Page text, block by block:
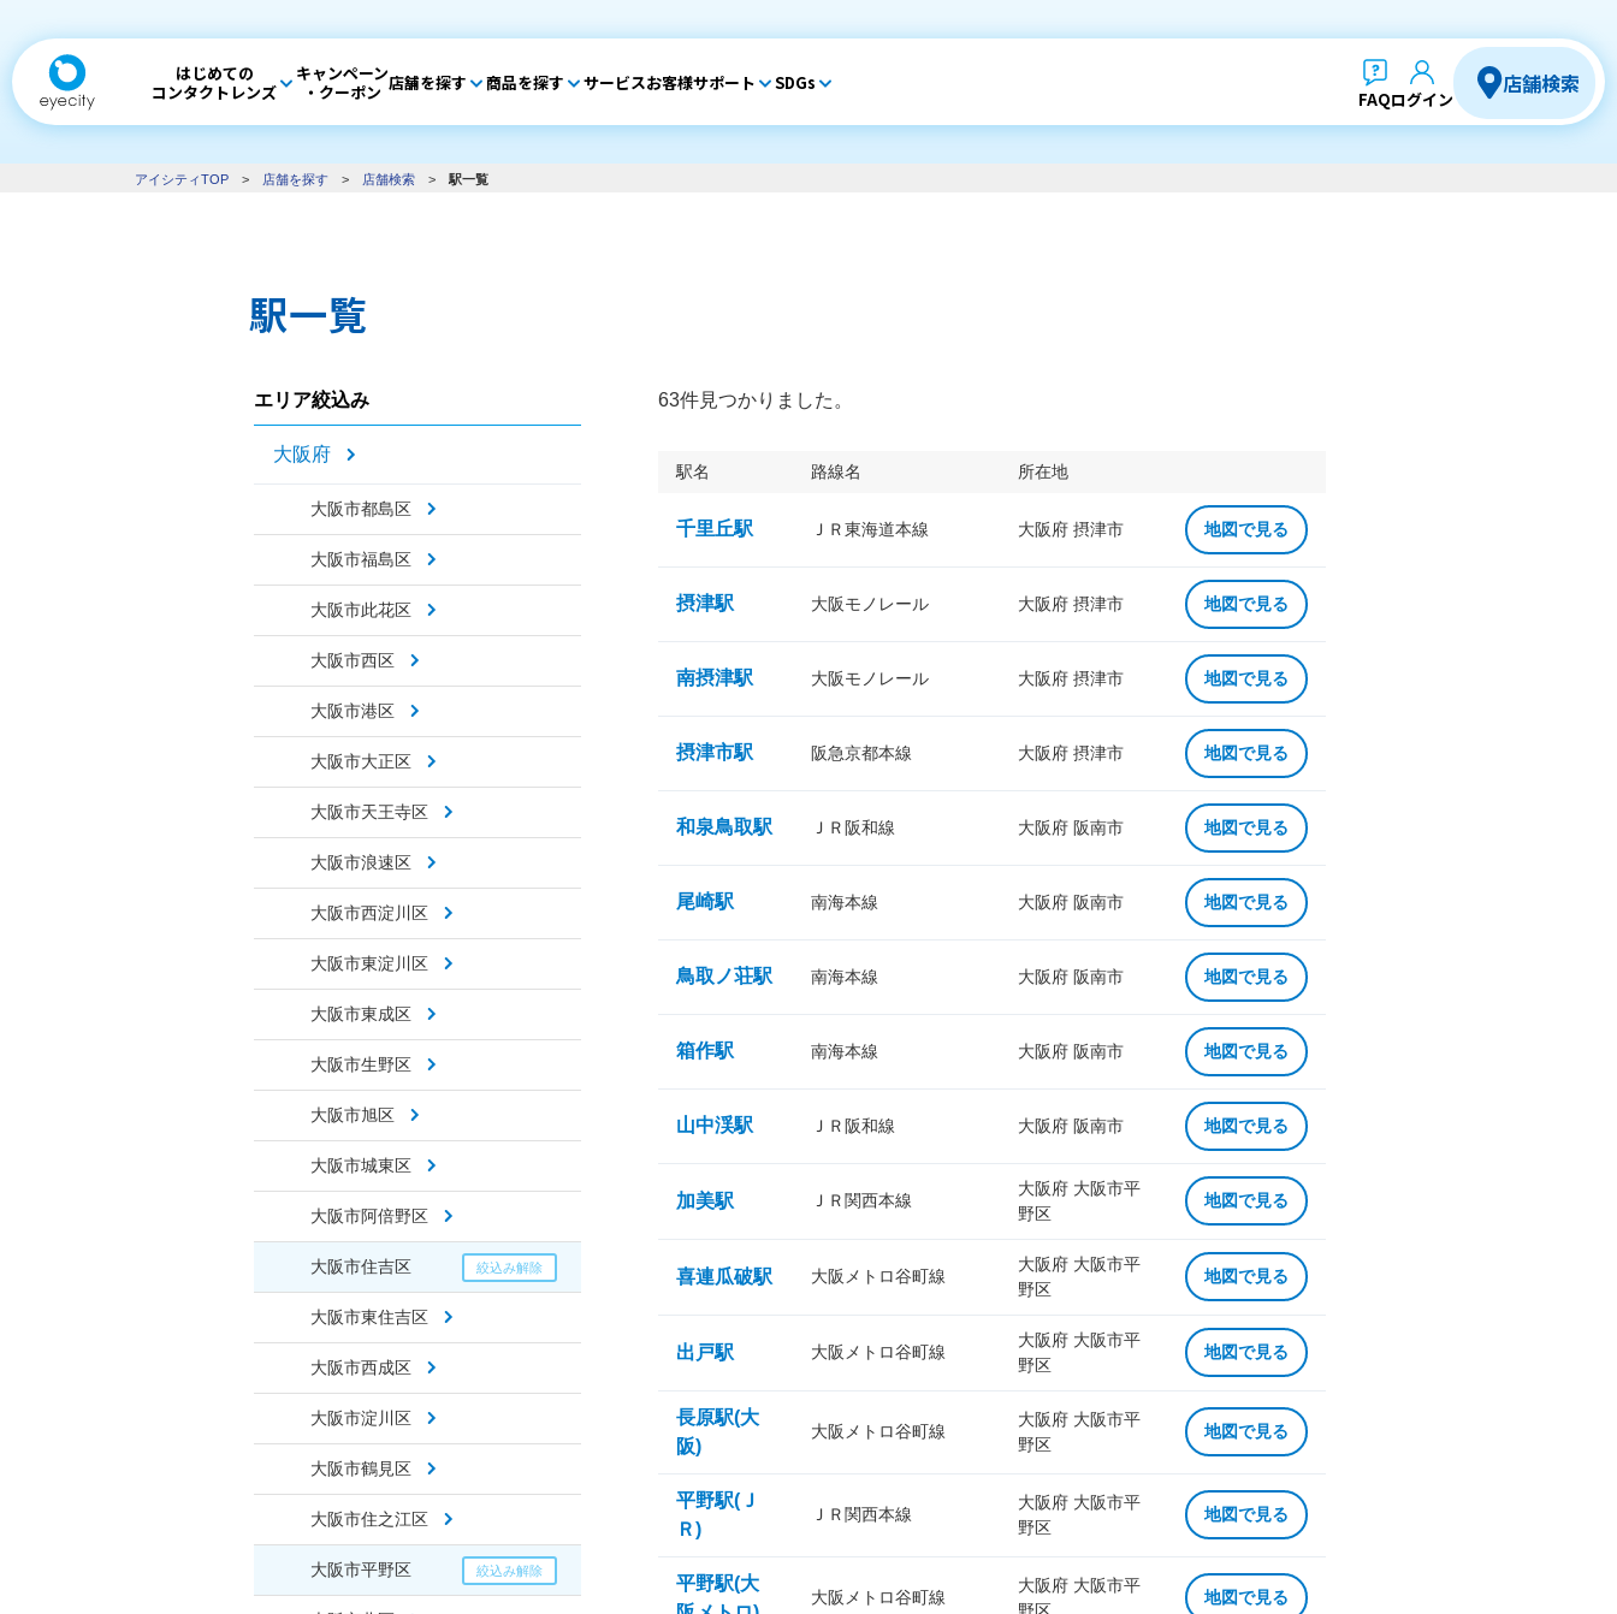
はじめての
コンタクトレンズ
キャンペーン
・クーポン 店舗を探す 商品を探す サービスお客様サポート SDGs
FAQログイン
店舗検索
アイシティTOP > 店舗を探す > 店舗検索 > 駅一覧
駅一覧
エリア絞込み
大阪府
大阪市都島区
大阪市福島区
大阪市此花区
大阪市西区
大阪市港区
大阪市大正区
大阪市天王寺区
大阪市浪速区
大阪市西淀川区
大阪市東淀川区
大阪市東成区
大阪市生野区
大阪市旭区
大阪市城東区
大阪市阿倍野区
大阪市住吉区
大阪市東住吉区
大阪市西成区
大阪市淀川区
大阪市鶴見区
大阪市住之江区
大阪市平野区
63件見つかりました。
駅名 路線名 所在地
千里丘駅 ＪＲ東海道本線 大阪府 摂津市 地図で見る
摂津駅 大阪モノレール 大阪府 摂津市 地図で見る
南摂津駅 大阪モノレール 大阪府 摂津市 地図で見る
摂津市駅 阪急京都本線 大阪府 摂津市 地図で見る
和泉鳥取駅 ＪＲ阪和線 大阪府 阪南市 地図で見る
尾崎駅 南海本線 大阪府 阪南市 地図で見る
鳥取ノ荘駅 南海本線 大阪府 阪南市 地図で見る
箱作駅 南海本線 大阪府 阪南市 地図で見る
山中渓駅 ＪＲ阪和線 大阪府 阪南市 地図で見る
加美駅 ＪＲ関西本線
大阪府 大阪市平
野区
地図で見る
喜連瓜破駅 大阪メトロ谷町線
大阪府 大阪市平
野区
地図で見る
出戸駅 大阪メトロ谷町線
大阪府 大阪市平
野区
地図で見る
長原駅(大
阪)
大阪メトロ谷町線
大阪府 大阪市平
野区
地図で見る
平野駅(Ｊ
Ｒ)
ＪＲ関西本線
大阪府 大阪市平
野区
地図で見る
平野駅(大
大阪メトロ谷町線
大阪府 大阪市平
地図で見る